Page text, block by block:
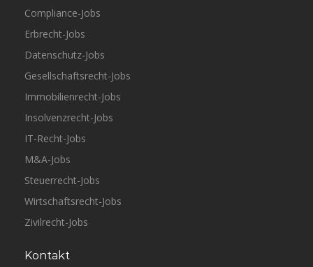
Compliance-Jobs
Erbrecht-Jobs
Datenschutz-Jobs
Gesellschaftsrecht-Jobs
Immobilienrecht-Jobs
Insolvenzrecht-Jobs
IT-Recht-Jobs
M&A-Jobs
Steuerrecht-Jobs
Wirtschaftsrecht-Jobs
Zivilrecht-Jobs
Kontakt